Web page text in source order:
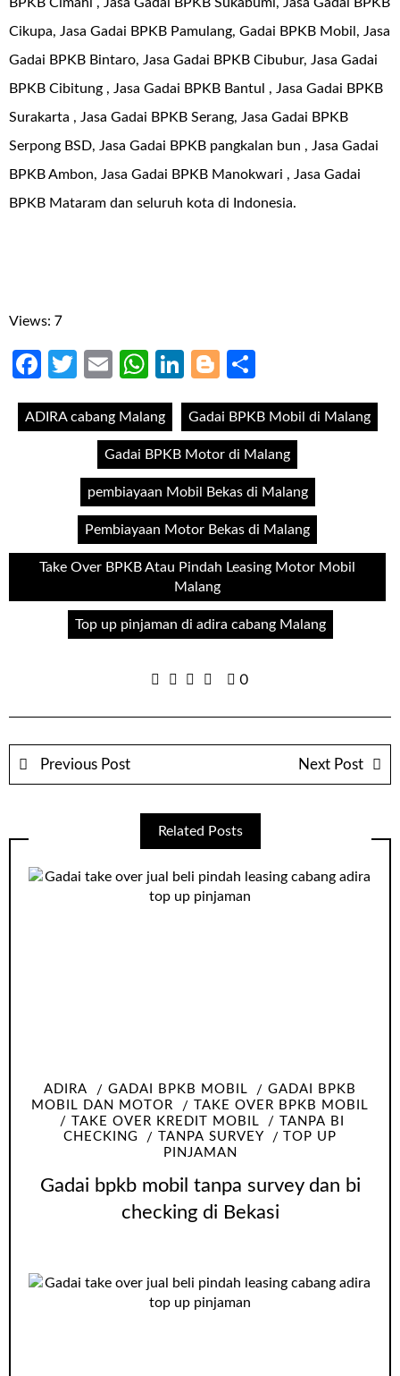
Cikupa, Jasa Gadai BPKB Pamulang, Gadai BPKB Mobil, Jasa
Gadai BPKB Bintaro, Jasa Gadai BPKB Cibubur, Jasa Gadai
BPKB Cibitung , Jasa Gadai BPKB Bantul , Jasa Gadai BPKB
Surakarta , Jasa Gadai BPKB Serang, Jasa Gadai BPKB
Serpong BSD, Jasa Gadai BPKB pangkalan bun , Jasa Gadai
BPKB Ambon, Jasa Gadai BPKB Manokwari , Jasa Gadai
BPKB Mataram dan seluruh kota di Indonesia.
Views: 7
Facebook
Twitter
EmailWhatsApp
LinkedIn
Blogger
ADIRA cabang Malang Gadai BPKB Mobil di Malang
Gadai BPKB Motor di Malang
pembiayaan Mobil Bekas di Malang
Pembiayaan Motor Bekas di Malang
Take Over BPKB Atau Pindah Leasing Motor Mobil
Malang
Top up pinjaman di adira cabang Malang
0
Previous Post Next Post
Related Posts
ADIRA GADAI BPKB MOBIL
GADAI BPKB
MOBIL DAN MOTOR
TAKE OVER BPKB MOBIL
TAKE OVER KREDIT MOBIL
TANPA BI
CHECKING
TANPA SURVEY
TOP UP
PINJAMAN
Gadai bpkb mobil tanpa survey dan bi
checking di Bekasi